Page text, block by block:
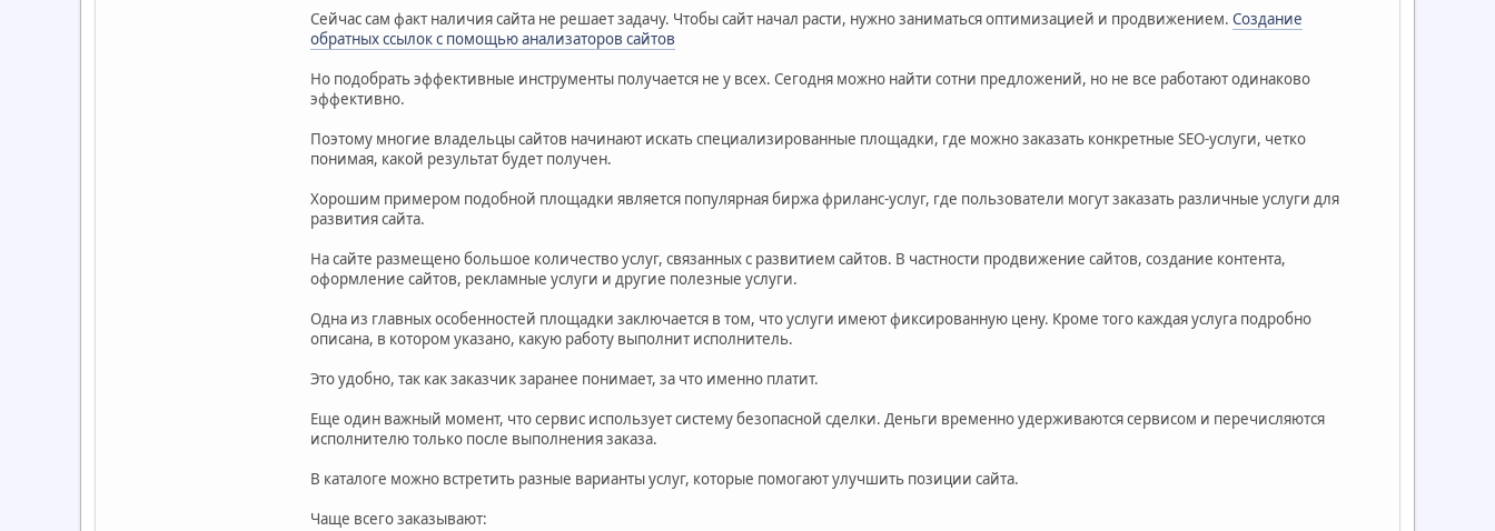
Сейчас сам факт наличия сайта не решает задачу. Чтобы сайт начал расти, нужно заниматься оптимизацией и продвижением. Создание
обратных ссылок с помощью анализаторов сайтов
Но подобрать эффективные инструменты получается не у всех. Сегодня можно найти сотни предложений, но не все работают одинаково
эффективно.
Поэтому многие владельцы сайтов начинают искать специализированные площадки, где можно заказать конкретные SEO-услуги, четко
понимая, какой результат будет получен.
Хорошим примером подобной площадки является популярная биржа фриланс-услуг, где пользователи могут заказать различные услуги для
развития сайта.
На сайте размещено большое количество услуг, связанных с развитием сайтов. В частности продвижение сайтов, создание контента,
оформление сайтов, рекламные услуги и другие полезные услуги.
Одна из главных особенностей площадки заключается в том, что услуги имеют фиксированную цену. Кроме того каждая услуга подробно
описана, в котором указано, какую работу выполнит исполнитель.
Это удобно, так как заказчик заранее понимает, за что именно платит.
Еще один важный момент, что сервис использует систему безопасной сделки. Деньги временно удерживаются сервисом и перечисляются
исполнителю только после выполнения заказа.
В каталоге можно встретить разные варианты услуг, которые помогают улучшить позиции сайта.
Чаще всего заказывают: